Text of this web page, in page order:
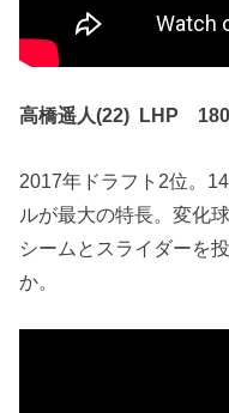
高橋遥人(22) LHP
2017年ドラフト2位。
ルが最大の特長。変化
シームとスライダーを
か。